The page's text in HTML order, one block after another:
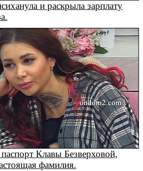
и раскрыла зарплату
Клавы Безверховой,
фамилия.